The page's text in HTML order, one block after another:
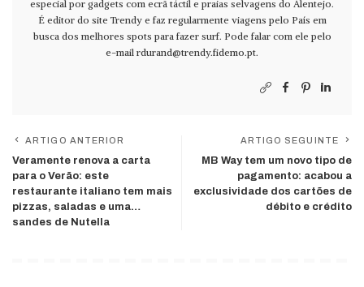
especial por gadgets com ecrã táctil e praias selvagens do Alentejo.
É editor do site Trendy e faz regularmente viagens pelo País em
busca dos melhores spots para fazer surf. Pode falar com ele pelo
e-mail rdurand@trendy.fidemo.pt.
ARTIGO ANTERIOR
Veramente renova a carta
para o Verão: este
restaurante italiano tem mais
pizzas, saladas e uma…
sandes de Nutella
ARTIGO SEGUINTE
MB Way tem um novo tipo de
pagamento: acabou a
exclusividade dos cartões de
débito e crédito